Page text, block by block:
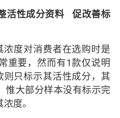
活性成分资料
促改善标
浓度对消费者在选购时是
重要，然而有1款仅说明
只标示其活性成分，其
惟大部分样本没有标示完
度。